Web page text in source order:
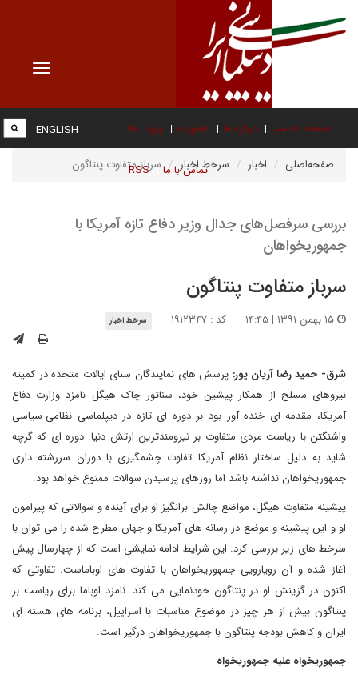
Toggle
صفحه نخست درباره ما عضویت پیوند ها
تماس با ما RSS
ENGLISH
صفحه‌اصلی اخبار سرخط اخبار سرباز متفاوت پنتاگون
بررسی سرفصل‌های جدال وزیر دفاع تازه آمریکا با
جمهوریخواهان
سرباز متفاوت پنتاگون
کد : ۱۹۱۲۳۴۷ سرخط اخبار
شرق- حمید رضا آریان پور: پرسش های نمایندگان سنای ایالات متحده در کمیته
نیروهای مسلح از همکار پیشین خود، سناتور چاک هیگل نامزد وزارت دفاع
آمریکا، مقدمه ای خنده آور بود بر دوره ای تازه در دیپلماسی نظامی-سیاسی
واشنگتن با ریاست مردی متفاوت بر نیرومندترین ارتش دنیا. دوره ای که گرچه
شاید به دلیل ساختار نظام آمریکا تفاوت چشمگیری با دوران سررشته داری
جمهوریخواهان نداشته باشد اما روزهای پرسیدن سوالات ممنوع خواهد بود.
پیشینه متفاوت هیگل، مواضع چالش برانگیز او برای آینده و سوالاتی که پیرامون
او و این پیشینه و موضع در رسانه های آمریکا و جهان مطرح شده را می توان با
سرخط های زیر بررسی کرد. این شرایط ادامه نمایشی است که از چهارسال پیش
آغاز شده و آن رویارویی جمهوریخواهان با تفاوت های اوباماست. تفاوتی که
اکنون در گزینش او در پنتاگون خودنمایی می کند. نامزد اوباما برای ریاست بر
پنتاگون بیش از هر چیز در موضوع مناسبات با اسراییل، برنامه های هسته ای
ایران و کاهش بودجه پنتاگون با جمهوریخواهان درگیر است.
جمهوریخواه علیه جمهوریخواه